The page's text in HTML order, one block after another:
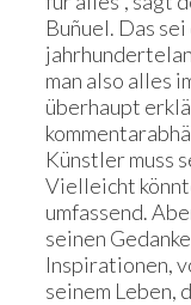
Buñuel. Das
man also alles
überhaupt
Künstler muss
Vielleicht
umfassend.
seinen
Inspirationen,
seinem Leben,